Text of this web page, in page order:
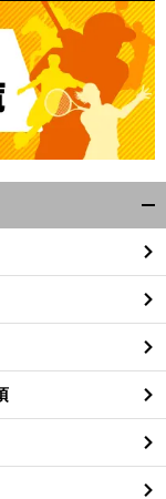
前
へ
閉
る